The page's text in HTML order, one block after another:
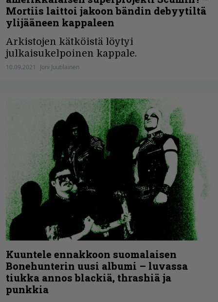
Mortiis laittoi jakoon bändin debyytiltä
ylijääneen kappaleen
Arkistojen kätköistä löytyi
julkaisukelpoinen kappale.
10.09.2021 Joni Juutilainen
Kuuntele ennakkoon suomalaisen
Bonehunterin uusi albumi – luvassa
tiukka annos blackiä, thrashiä ja
punkkia